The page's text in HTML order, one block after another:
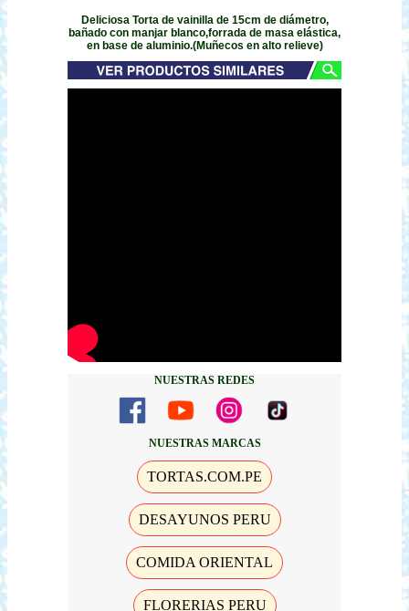
Deliciosa Torta de vainilla de 15cm de diámetro,
bañado con manjar blanco,forrada de masa elástica,
en base de aluminio.(Muñecos en alto relieve)
NUESTRAS REDES
NUESTRAS MARCAS
TORTAS.COM.PE
DESAYUNOS PERU
COMIDA ORIENTAL
FLORERIAS PERU